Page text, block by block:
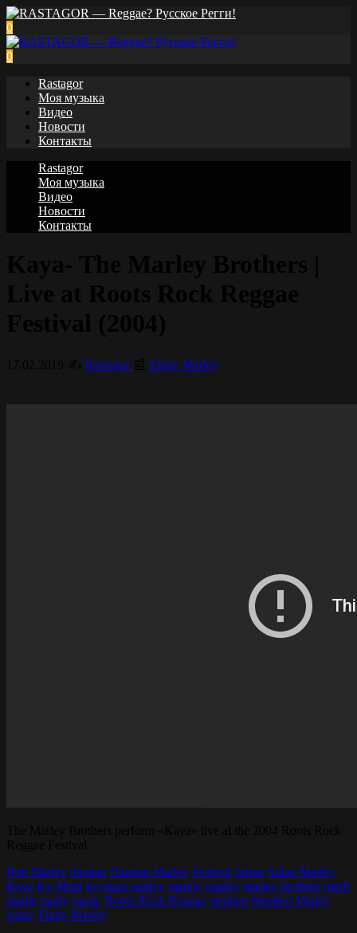
0
0
Rastagor
Моя музыка
Видео
Новости
Контакты
Rastagor
Моя музыка
Видео
Новости
Контакты
Rastagor Ziggy Marley
Bob Marley damian Damian Marley Festival Julian Julian Marley
Kaya Ky-Mani ky-mani marley marely marley marley brothers marli
marlie marly music Roots Rock Reggae stephen Stephen Marley
ziggy Ziggy Marley